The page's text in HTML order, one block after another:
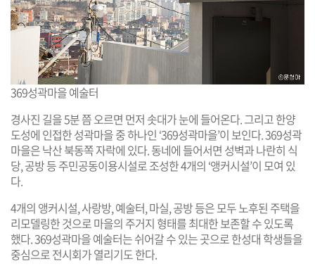
369성곽마을 예술터
경사진 길을 5분 쯤 오르면 먼저 솟대가 눈에 들어온다. 그리고 한양
도성에 인접한 성곽마을 중 하나인 ‘369성곽마을’이 보인다. 369성곽
마을은 낙산 북동쪽 자락에 있다. 동네에 들어서면 성벽과 나란히 식
당, 공방 등 주민공동이용시설로 조성한 4개의 ‘앵커시설’이 모여 있
다.
4개의 앵커시설, 사랑방, 예술터, 마실, 공방 등은 모두 노후된 주택을
리모델링한 것으로 마을의 주거지 형태를 최대한 보존할 수 있도록
했다. 369성곽마을 예술터는 쉬어갈 수 있는 곳으로 한성대 학생들을
중심으로 전시회가 열리기도 한다.